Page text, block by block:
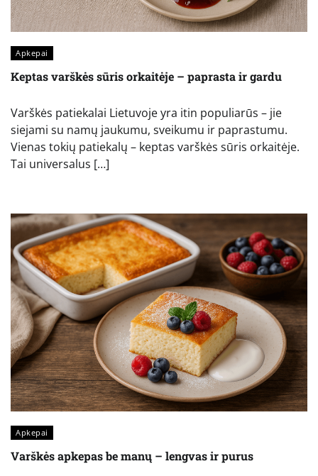
Apkepai
Keptas varškės sūris orkaitėje – paprasta ir gardu
Varškės patiekalai Lietuvoje yra itin populiarūs – jie
siejami su namų jaukumu, sveikumu ir paprastumu.
Vienas tokių patiekalų – keptas varškės sūris orkaitėje.
Tai universalus […]
Apkepai
Varškės apkepas be manų – lengvas ir purus